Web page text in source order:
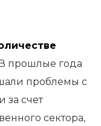
прошлые года
проблемы с
счет
сектора,